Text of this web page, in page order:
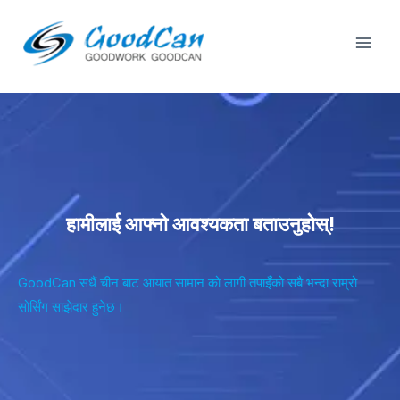
जानुहोस्
मेनु
हामीलाई आफ्नो आवश्यकता बताउनुहोस्!
GoodCan सधैं चीन बाट आयात सामान को लागी तपाइँको सबै भन्दा राम्रो
सोर्सिंग साझेदार हुनेछ।